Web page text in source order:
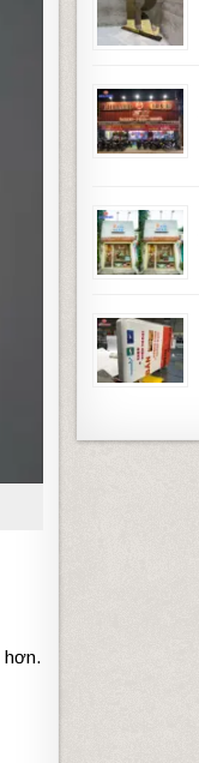
hơn.